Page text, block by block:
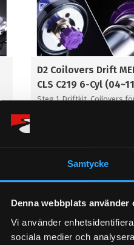
Samtycke
Denna webbplats använder
Vi använder
sociala medier och
D2 Coilovers Drift
CLS C219 6-Cyl
Steg 1. Driftkit. Coilovers
Lägg till i favoriter